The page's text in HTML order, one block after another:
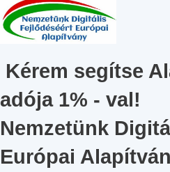
Kérem segítse
adója 1% - val!
Nemzetünk
Európai